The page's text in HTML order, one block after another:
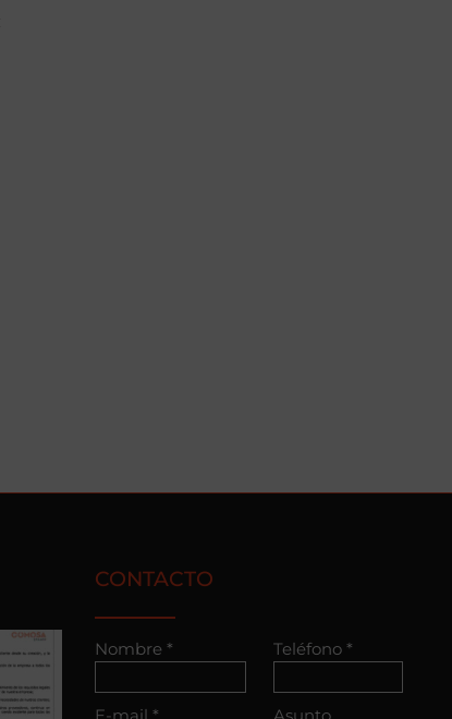
CONTACTO
Nombre * Teléfono *
E-mail * Asunto